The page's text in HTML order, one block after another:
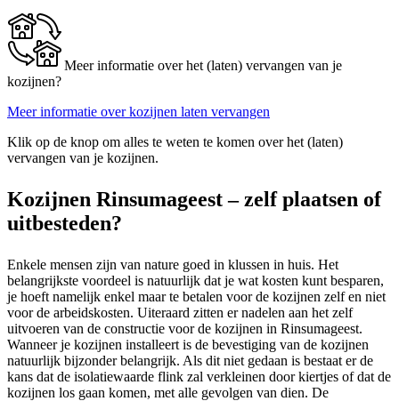
Meer informatie over het (laten) vervangen van je
kozijnen?
Meer informatie over kozijnen laten vervangen
Klik op de knop om alles te weten te komen over het (laten)
vervangen van je kozijnen.
Kozijnen Rinsumageest – zelf plaatsen of
uitbesteden?
Enkele mensen zijn van nature goed in klussen in huis. Het
belangrijkste voordeel is natuurlijk dat je wat kosten kunt besparen,
je hoeft namelijk enkel maar te betalen voor de kozijnen zelf en niet
voor de arbeidskosten. Uiteraard zitten er nadelen aan het zelf
uitvoeren van de constructie voor de kozijnen in Rinsumageest.
Wanneer je kozijnen installeert is de bevestiging van de kozijnen
natuurlijk bijzonder belangrijk. Als dit niet gedaan is bestaat er de
kans dat de isolatiewaarde flink zal verkleinen door kiertjes of dat de
kozijnen los gaan komen, met alle gevolgen van dien. De